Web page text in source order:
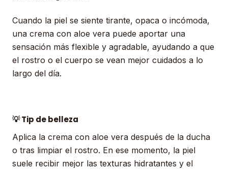
Cuando la piel se siente tirante, opaca o incómoda,
una crema con aloe vera puede aportar una
sensación más flexible y agradable, ayudando a que
el rostro o el cuerpo se vean mejor cuidados a lo
largo del día.
💡 Tip de belleza
Aplica la crema con aloe vera después de la ducha
o tras limpiar el rostro. En ese momento, la piel
suele recibir mejor las texturas hidratantes y el